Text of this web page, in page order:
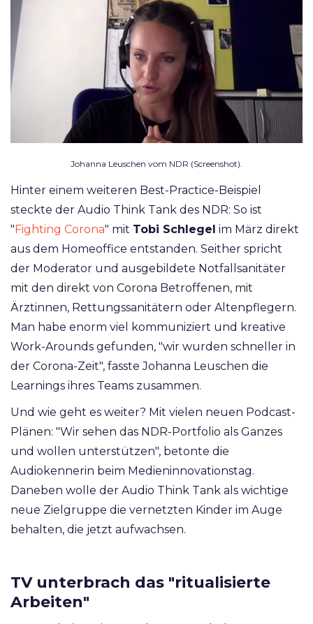
Johanna Leuschen vom NDR (Screenshot).
Hinter einem weiteren Best-Practice-Beispiel
steckte der Audio Think Tank des NDR: So ist
" Fighting Corona" mit Tobi Schlegel im März direkt
aus dem Homeoffice entstanden. Seither spricht
der Moderator und ausgebildete Notfallsanitäter
mit den direkt von Corona Betroffenen, mit
Ärztinnen, Rettungssanitätern oder Altenpflegern.
Man habe enorm viel kommuniziert und kreative
Work-Arounds gefunden, "wir wurden schneller in
der Corona-Zeit", fasste Johanna Leuschen die
Learnings ihres Teams zusammen.
Und wie geht es weiter? Mit vielen neuen Podcast-
Plänen: "Wir sehen das NDR-Portfolio als Ganzes
und wollen unterstützen", betonte die
Audiokennerin beim Medieninnovationstag.
Daneben wolle der Audio Think Tank als wichtige
neue Zielgruppe die vernetzten Kinder im Auge
behalten, die jetzt aufwachsen.
TV unterbrach das "ritualisierte
Arbeiten"